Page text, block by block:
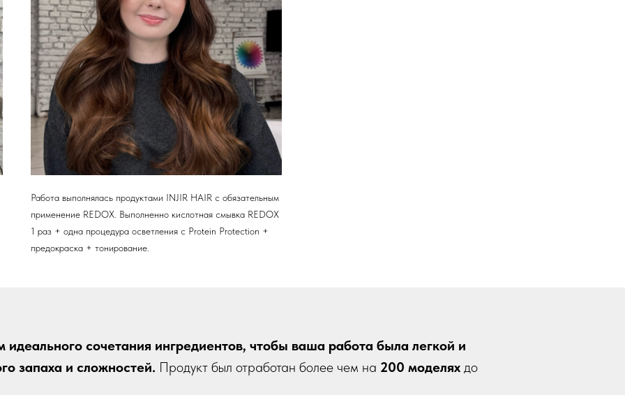
Работа выполнялась продуктами INJIR HAIR с обязательным
применение REDOX. Выполненно кислотная смывка REDOX
1 раз + одна процедура осветления с Protein Protection +
предокраска + тонирование.
идеального сочетания ингредиентов, чтобы ваша работа была легкой и
запаха и сложностей. Продукт был отработан более чем на 200 моделях до